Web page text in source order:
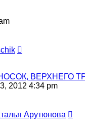
ВЕРХНЕГО
2012 4:34 pm
Арутюнова